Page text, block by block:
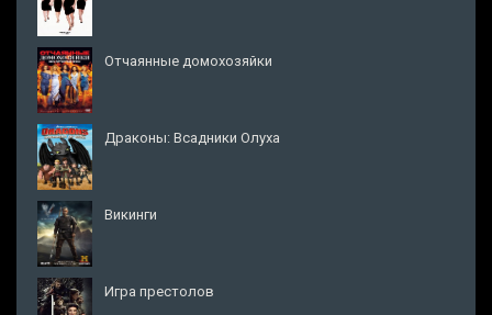
Отчаянные домохозяйки
Драконы: Всадники Олуха
Викинги
Игра престолов